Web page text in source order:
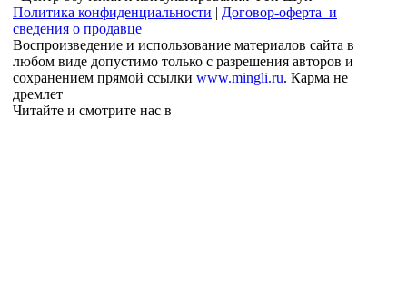
Политика конфиденциальности | Договор-оферта и
сведения о продавце
Воспроизведение и использование материалов сайта в
любом виде допустимо только с разрешения авторов и
сохранением прямой ссылки www.mingli.ru. Карма не
дремлет
Читайте и смотрите нас в